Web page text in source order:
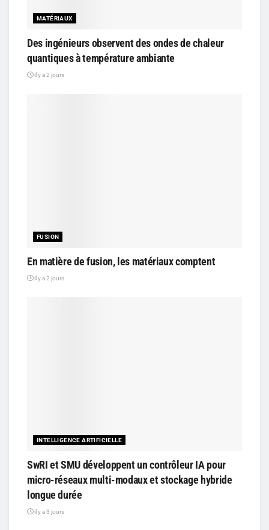
MATÉRIAUX
Des ingénieurs observent des ondes de chaleur
quantiques à température ambiante
il y a 2 jours
FUSION
En matière de fusion, les matériaux comptent
il y a 2 jours
INTELLIGENCE ARTIFICIELLE
SwRI et SMU développent un contrôleur IA pour
micro-réseaux multi-modaux et stockage hybride
longue durée
il y a 3 jours